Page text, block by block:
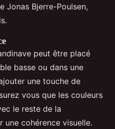
Jonas Bjerre-Poulsen,
peut être placé
basse ou dans une
une touche de
vous que les couleurs
le reste de la
cohérence visuelle.